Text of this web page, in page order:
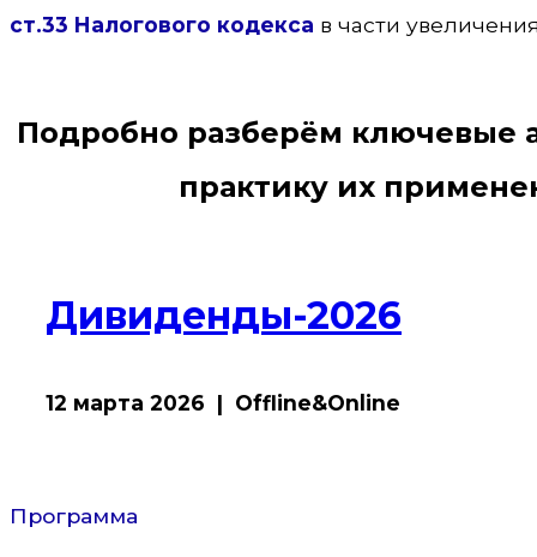
ст.33 Налогового кодекса в части
Подробно разберём ключевые
практику их
Дивиденды-2026
12 марта 2026 | Offline&Online
Программа